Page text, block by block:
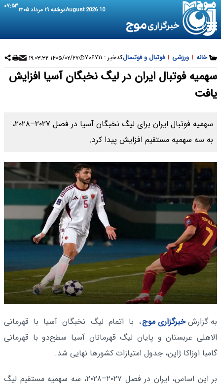
10 August 2026 دوشنبه ۱۹ مرداد ۱۴۰۵ ۰۷:۵۳
خانه | ورزشی | فوتبال و فوتسالکدخبر : ۷۰۶۷۱۱ ۱۴۰۵/۰۲/۲۷ ۱۹:۰۳:۳۲
سهمیه فوتبال ایران در لیگ نخبگان آسیا افزایش
یافت
سهمیه فوتبال ایران برای لیگ نخبگان آسیا در فصل ۲۰۲۷–۲۰۲۸،
به سه سهمیه مستقیم افزایش پیدا کرد.
به گزارشخبرگزاری موج، با اتمام لیگ نخبگان آسیا با قهرمانی
الاهلی عربستان و پایان لیگ قهرمانان آسیا سطح‌دو با قهرمانی
گامبا اوزاکا ژاپن، جدول امتیازات کشورها نهایی شد.
بر این اساس، ایران در فصل ۲۰۲۷–۲۰۲۸، سه سهمیه مستقیم لیگ